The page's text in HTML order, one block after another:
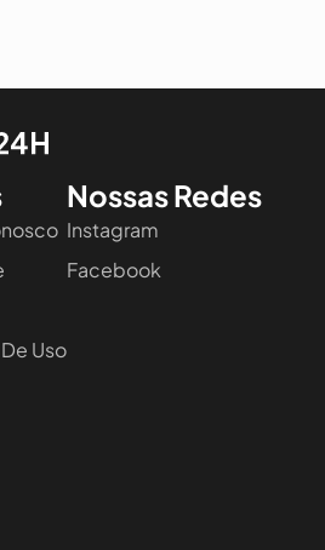
Uso
Nossas Redes
Instagram
Facebook